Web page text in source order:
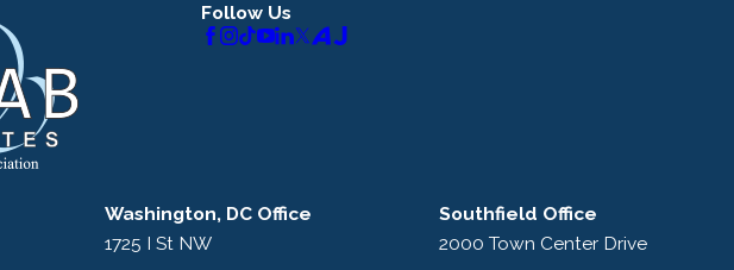
Follow Us
Washington, DC Office
1725 I St NW
Southfield Office
2000 Town Center Drive